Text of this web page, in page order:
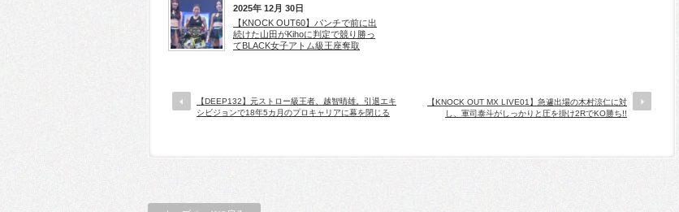
2025年 12月 30日
【KNOCK OUT60】パンチで前に出
続けた山田がKihoに判定で競り勝っ
てBLACK女子アトム級王座奪取
【DEEP132】元ストロー級王者、越智晴雄。引退エキ
シビジョンで18年5カ月のプロキャリアに幕を閉じる
【KNOCK OUT MX LIVE01】急遽出場の木村涼仁に対
し、軍司泰斗がしっかりと圧を掛け2RでKO勝ち!!